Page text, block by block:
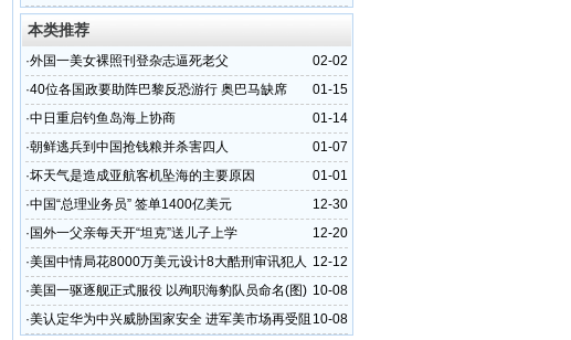
本类推荐
02-02
·外国一美女裸照刊登杂志逼死老父
01-15
·40位各国政要助阵巴黎反恐游行 奥巴马缺席
01-14
·中日重启钓鱼岛海上协商
01-07
·朝鲜逃兵到中国抢钱粮并杀害四人
01-01
·坏天气是造成亚航客机坠海的主要原因
12-30
·中国“总理业务员” 签单1400亿美元
12-20
· 国外一父亲每天开“坦克”送儿子上学
12-12
·美国中情局花8000万美元设计8大酷刑审讯犯人
10-08
·美国一驱逐舰正式服役 以殉职海豹队员命名(图)
10-08
·美认定华为中兴威胁国家安全 进军美市场再受阻